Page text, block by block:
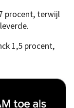
procent, terwijl
1,5 procent,